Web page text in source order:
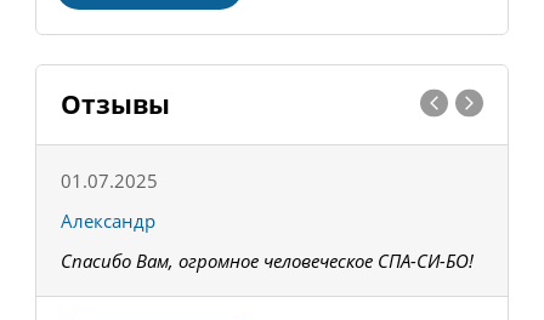
Отзывы
01.07.2025
Александр
Спасибо Вам, огромное человеческое СПА-СИ-БО!